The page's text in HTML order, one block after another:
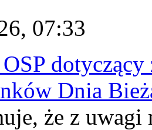
07:33
dotyczący
Dnia
że z uwagi